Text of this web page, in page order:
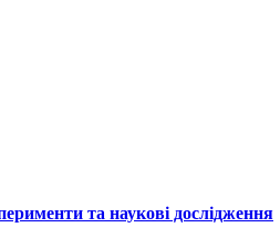
та наукові дослідження